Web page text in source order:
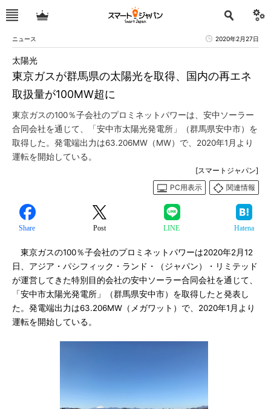
ニュース 2020年2月27日
東京ガスが群馬県の太陽光を取得、国内の再エネ
取扱量が100MW超に
太陽光
東京ガスの100％子会社のプロミネットパワーは、安中ソーラー
合同会社を通じて、「安中市太陽光発電所」（群馬県安中市）を
取得した。発電端出力は63.206MW（MW）で、2020年1月より
運転を開始している。
[スマートジャパン]
PC用表示
関連情報
Share Post LINE Hatena
東京ガスの100％子会社のプロミネットパワーは2020年2月12
日、アジア・パシフィック・ランド・（ジャパン）・リミテッド
が運営してきた特別目的会社の安中ソーラー合同会社を通じて、
「安中市太陽光発電所」（群馬県安中市）を取得したと発表し
た。発電端出力は63.206MW（メガワット）で、2020年1月より
運転を開始している。